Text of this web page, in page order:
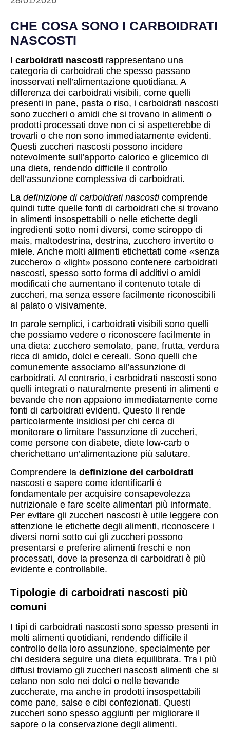
CHE COSA SONO I CARBOIDRATI
NASCOSTI
I carboidrati nascosti rappresentano una
categoria di carboidrati che spesso passano
inosservati nell’alimentazione quotidiana. A
differenza dei carboidrati visibili, come quelli
presenti in pane, pasta o riso, i carboidrati nascosti
sono zuccheri o amidi che si trovano in alimenti o
prodotti processati dove non ci si aspetterebbe di
trovarli o che non sono immediatamente evidenti.
Questi zuccheri nascosti possono incidere
notevolmente sull’apporto calorico e glicemico di
una dieta, rendendo difficile il controllo
dell’assunzione complessiva di carboidrati.
La definizione di carboidrati nascosticomprende
quindi tutte quelle fonti di carboidrati che si trovano
in alimenti insospettabili o nelle etichette degli
ingredienti sotto nomi diversi, come sciroppo di
mais, maltodestrina, destrina, zucchero invertito o
miele. Anche molti alimenti etichettati come «senza
zucchero» o «light» possono contenere carboidrati
nascosti, spesso sotto forma di additivi o amidi
modificati che aumentano il contenuto totale di
zuccheri, ma senza essere facilmente riconoscibili
al palato o visivamente.
In parole semplici, i carboidrati visibili sono quelli
che possiamo vedere o riconoscere facilmente in
una dieta: zucchero semolato, pane, frutta, verdura
ricca di amido, dolci e cereali. Sono quelli che
comunemente associamo all’assunzione di
carboidrati. Al contrario, i carboidrati nascosti sono
quelli integrati o naturalmente presenti in alimenti e
bevande che non appaiono immediatamente come
fonti di carboidrati evidenti. Questo li rende
particolarmente insidiosi per chi cerca di
monitorare o limitare l’assunzione di zuccheri,
come persone con diabete, diete low-carb o
cherichettano un’alimentazione più salutare.
Comprendere la definizione dei carboidrati
nascosti e sapere come identificarli è
fondamentale per acquisire consapevolezza
nutrizionale e fare scelte alimentari più informate.
Per evitare gli zuccheri nascosti è utile leggere con
attenzione le etichette degli alimenti, riconoscere i
diversi nomi sotto cui gli zuccheri possono
presentarsi e preferire alimenti freschi e non
processati, dove la presenza di carboidrati è più
evidente e controllabile.
Tipologie di carboidrati nascosti più
comuni
I tipi di carboidrati nascosti sono spesso presenti in
molti alimenti quotidiani, rendendo difficile il
controllo della loro assunzione, specialmente per
chi desidera seguire una dieta equilibrata. Tra i più
diffusi troviamo gli zuccheri nascosti alimenti che si
celano non solo nei dolci o nelle bevande
zuccherate, ma anche in prodotti insospettabili
come pane, salse e cibi confezionati. Questi
zuccheri sono spesso aggiunti per migliorare il
sapore o la conservazione degli alimenti.